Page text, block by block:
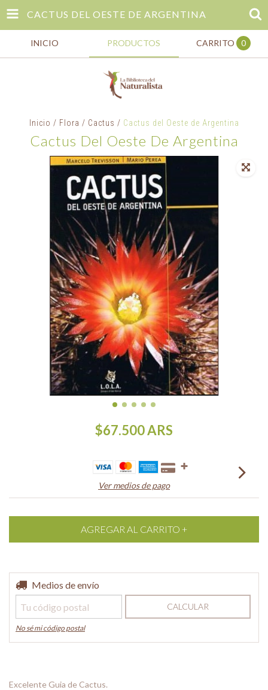
CACTUS DEL OESTE DE ARGENTINA
INICIO PRODUCTOS CARRITO 0
Inicio / Flora / Cactus / Cactus del Oeste de Argentina
Cactus Del Oeste De Argentina
$67.500ARS
Ver medios de pago
Entregas para el CP:
Medios de envío
CALCULAR
No sé mi código postal
Excelente Guia de Cactus.